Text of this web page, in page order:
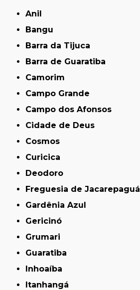
Anil
Bangu
Barra da Tijuca
Barra de Guaratiba
Camorim
Campo Grande
Campo dos Afonsos
Cidade de Deus
Cosmos
Curicica
Deodoro
Freguesia de Jacarepaguá
Gardênia Azul
Gericinó
Grumari
Guaratiba
Inhoaíba
Itanhangá